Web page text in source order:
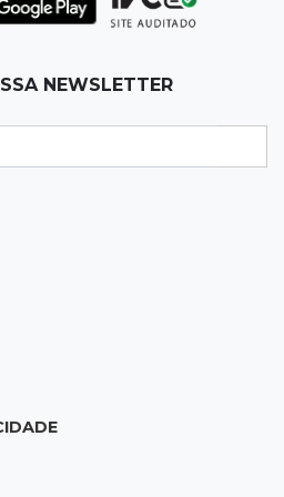
vagas nas
da urna, mas diz que
notas do Ensino
NEWSLETTER